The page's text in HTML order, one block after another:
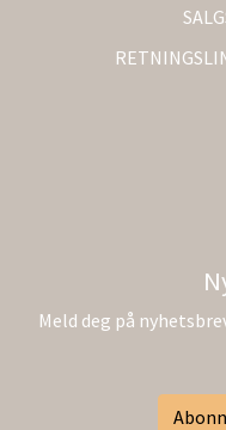
Meld deg på